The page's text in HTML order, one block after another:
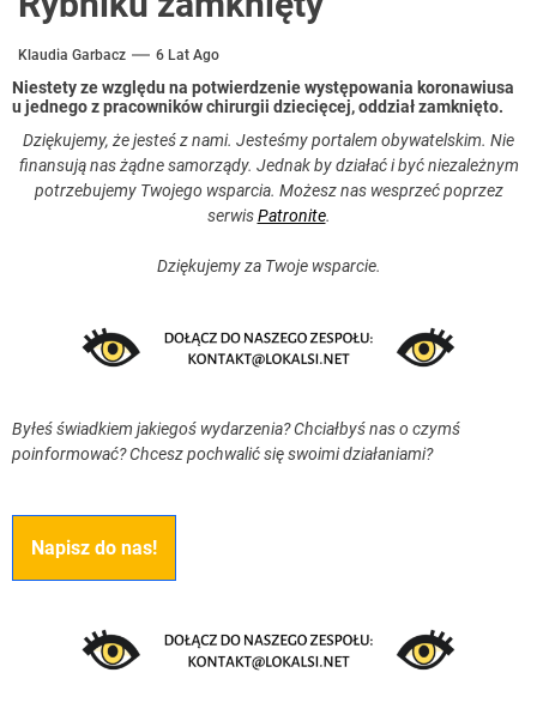
Klaudia Garbacz 6 Lat Ago
Niestety ze względu na potwierdzenie występowania koronawiusa
u jednego z pracowników chirurgii dziecięcej, oddział zamknięto.
Dziękujemy, że jesteś z nami. Jesteśmy portalem obywatelskim. Nie
finansują nas żądne samorządy. Jednak by działać i być niezależnym
potrzebujemy Twojego wsparcia. Możesz nas wesprzeć poprzez
serwisPatronite.
Dziękujemy za Twoje wsparcie.
Byłeś świadkiem jakiegoś wydarzenia? Chciałbyś nas o czymś
poinformować? Chcesz pochwalić się swoimi działaniami?
Napisz do nas!